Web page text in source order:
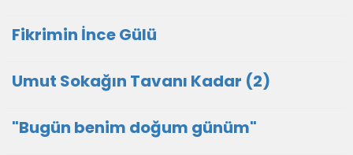
Fikrimin İnce Gülü
Umut Sokağın Tavanı Kadar (2)
"Bugün benim doğum günüm"